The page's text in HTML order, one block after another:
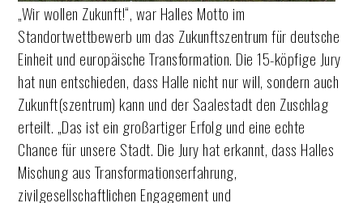
„Wir wollen Zukunft!“, war Halles Motto im
Standortwettbewerb um das Zukunftszentrum für deutsche
Einheit und europäische Transformation. Die 15-köpfige Jury
hat nun entschieden, dass Halle nicht nur will, sondern auch
Zukunft(szentrum) kann und der Saalestadt den Zuschlag
erteilt. „Das ist ein großartiger Erfolg und eine echte
Chance für unsere Stadt. Die Jury hat erkannt, dass Halles
Mischung aus Transformationserfahrung,
zivilgesellschaftlichen Engagement und